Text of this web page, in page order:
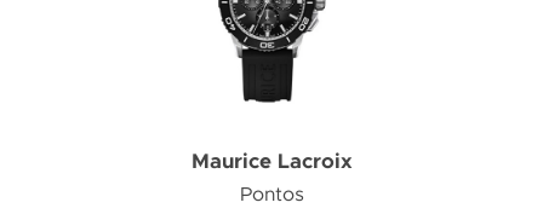
Maurice Lacroix
Pontos